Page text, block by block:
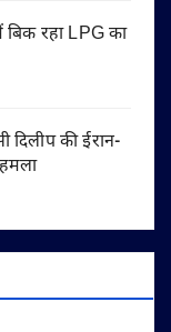
रहा LPG का
दिलीप की ईरान-